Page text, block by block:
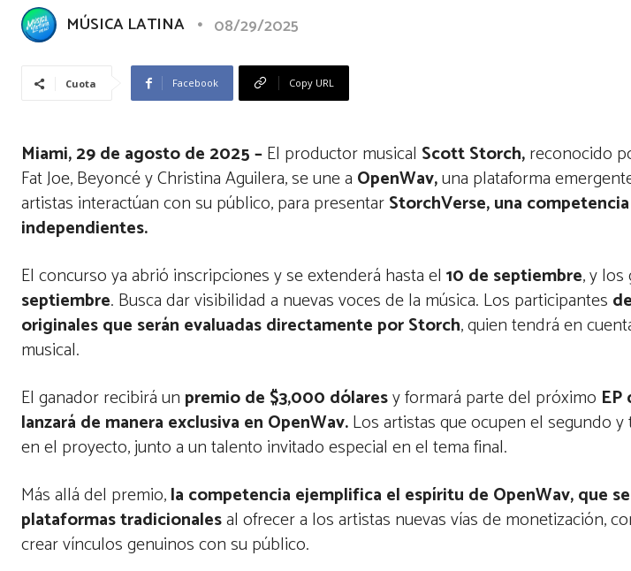
MÚSICA LATINA 08/29/2025
Cuota Facebook Copy URL
Miami, 29 de agosto de 2025 –El productor musical Scott Storch,reconocido
Fat Joe, Beyoncé y Christina Aguilera, se une a OpenWav,una plataforma
artistas interactúan con su público, para presentarStorchVerse, una
independientes.
El concurso ya abrió inscripciones y se extenderá hasta el 10 de septiembre, y los
septiembre. Busca dar visibilidad a nuevas voces de la música. Los participantes
originales que serán evaluadas directamente por Storch, quien tendrá en
musical.
El ganador recibirá un premio de $3,000 dólaresy formará parte del próximo
lanzará de manera exclusiva en OpenWav.Los artistas que ocupen el segundo
en el proyecto, junto a un talento invitado especial en el tema final.
Más allá del premio,la competencia ejemplifica el espíritu de OpenWav, que
plataformas tradicionalesal ofrecer a los artistas nuevas vías de monetización,
crear vínculos genuinos con su público.